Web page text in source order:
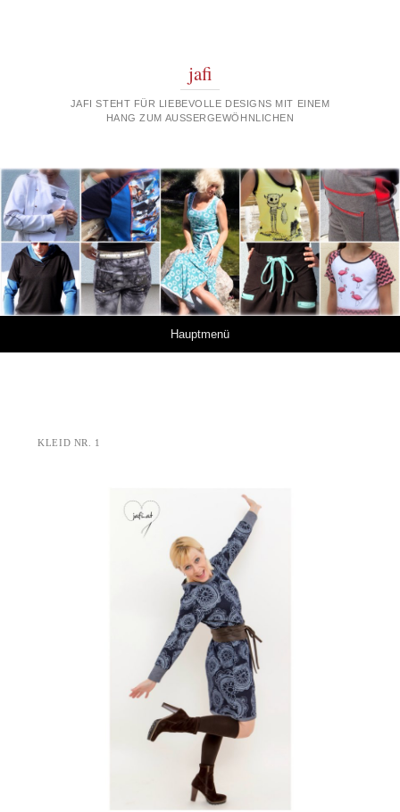
jafi
JAFI STEHT FÜR LIEBEVOLLE DESIGNS MIT EINEM
HANG ZUM AUSSERGEWÖHNLICHEN
Hauptmenü
KLEID NR. 1